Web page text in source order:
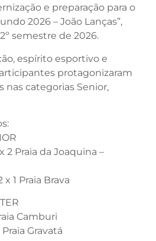
e preparação para o
2026 – João Lanças”,
semestre de 2026.
espírito esportivo e
protagonizaram
nas categorias Senior,
2 Praia da Joaquina –
1 Praia Brava
Camburi
Gravatá